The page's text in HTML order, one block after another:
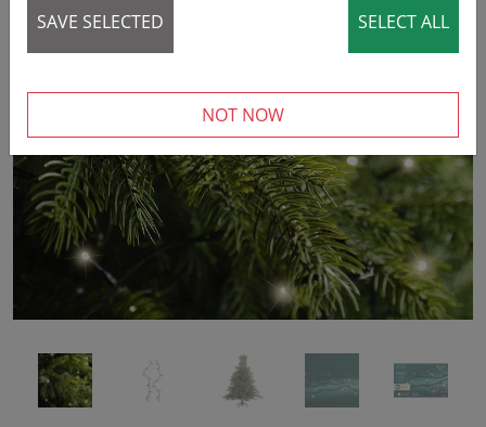
SAVE SELECTED SELECT ALL
NOT NOW